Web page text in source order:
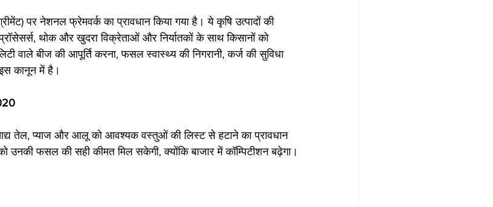
पर नेशनल फ्रेमवर्क का प्रावधान किया गया है। ये कृषि उत्पादों की
थोक और खुदरा विक्रेताओं और निर्यातकों के साथ किसानों को
वाले बीज की आपूर्ति करना, फसल स्वास्थ्य की निगरानी, कर्ज की सुविधा
कानून में है।
तेल, प्याज और आलू को आवश्यक वस्तुओं की लिस्ट से हटाने का प्रावधान
उनकी फसल की सही कीमत मिल सकेगी, क्योंकि बाजार में कॉम्पिटीशन बढ़ेगा।